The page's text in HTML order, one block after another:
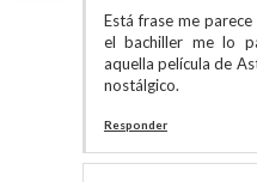
Está frase me
el bachiller me lo
aquella película de
nostálgico.
Responder